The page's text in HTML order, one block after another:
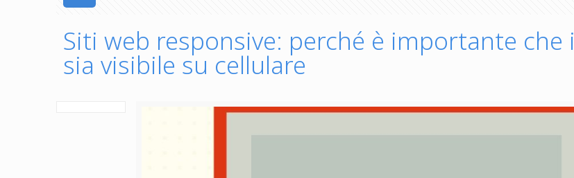
Siti web responsive: perché è importante
sia visibile su cellulare